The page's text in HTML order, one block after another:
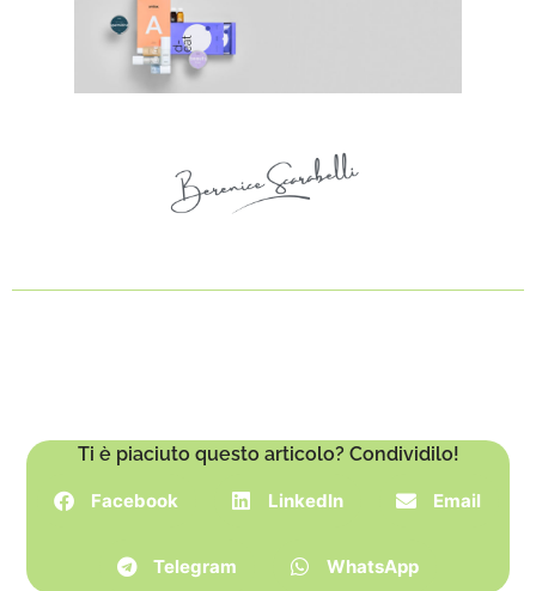
Ti è piaciuto questo articolo? Condividilo!
Facebook LinkedIn Email
Telegram WhatsApp